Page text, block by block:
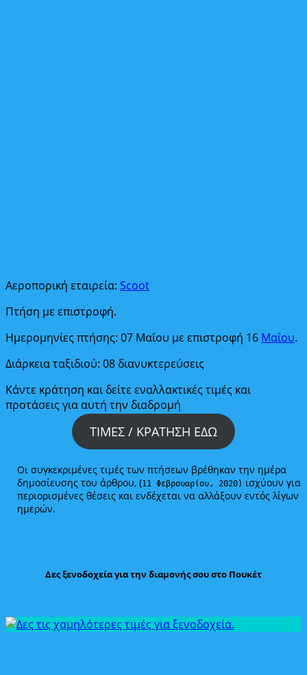
Αεροπορική εταιρεία: Scoot
Πτήση με επιστροφή.
Ημερομηνίες πτήσης: 07 Μαΐου με επιστροφή 16 Μαΐου.
Διάρκεια ταξιδιού: 08 διανυκτερεύσεις
Κάντε κράτηση και δείτε εναλλακτικές τιμές και
προτάσεις για αυτή την διαδρομή
ΤΙΜΕΣ / ΚΡΑΤΗΣΗ ΕΔΩ
Οι συγκεκριμένες τιμές των πτήσεων βρέθηκαν την ημέρα
δημοσίευσης του άρθρου, (11 Φεβρουαρίου, 2020) ισχύουν για
περιορισμένες θέσεις και ενδέχεται να αλλάξουν εντός λίγων
ημερών.
Δες ξενοδοχεία για την διαμονής σου στο Πουκέτ